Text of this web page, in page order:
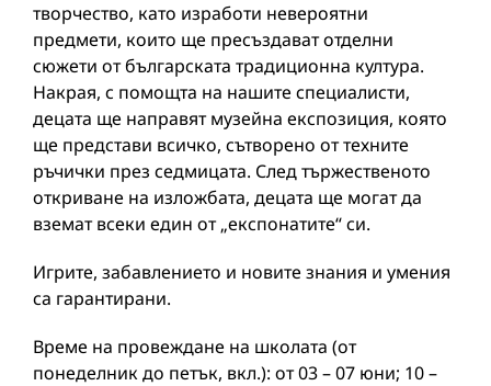
творчество, като изработи невероятни
предмети, които ще пресъздават отделни
сюжети от българската традиционна култура.
Накрая, с помощта на нашите специалисти,
децата ще направят музейна експозиция, която
ще представи всичко, сътворено от техните
ръчички през седмицата. След тържественото
откриване на изложбата, децата ще могат да
вземат всеки един от „експонатите“ си.
Игрите, забавлението и новите знания и умения
са гарантирани.
Време на провеждане на школата (от
понеделник до петък, вкл.): от 03 – 07 юни; 10 –